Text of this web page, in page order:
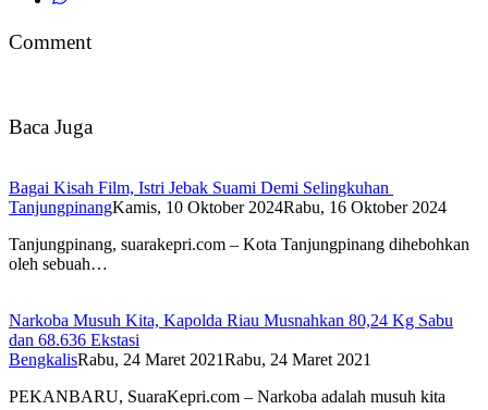
Comment
Baca Juga
Bagai Kisah Film, Istri Jebak Suami Demi Selingkuhan
TanjungpinangKamis, 10 Oktober 2024Rabu, 16 Oktober 2024
Tanjungpinang, suarakepri.com – Kota Tanjungpinang dihebohkan
oleh sebuah…
Narkoba Musuh Kita, Kapolda Riau Musnahkan 80,24 Kg Sabu
dan 68.636 Ekstasi
BengkalisRabu, 24 Maret 2021Rabu, 24 Maret 2021
PEKANBARU, SuaraKepri.com – Narkoba adalah musuh kita